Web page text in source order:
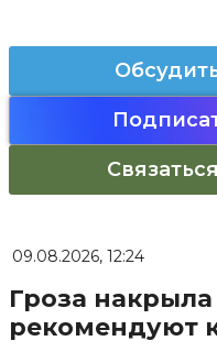
09.08.2026, 12:24
Гроза
рекомендуют